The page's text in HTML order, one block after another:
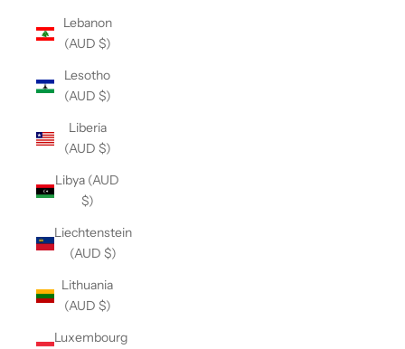
Lebanon
(AUD $)
Lesotho
(AUD $)
Liberia
(AUD $)
Libya (AUD
$)
Liechtenstein
(AUD $)
Lithuania
(AUD $)
Luxembourg